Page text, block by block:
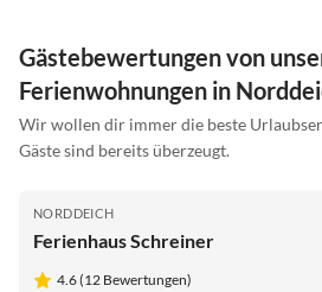
Gästebewertungen von
Ferienwohnungen in
Wir wollen dir immer die beste
Gäste sind bereits überzeugt.
NORDDEICH
Ferienhaus Schreiner
4.6 (12 Bewertungen)